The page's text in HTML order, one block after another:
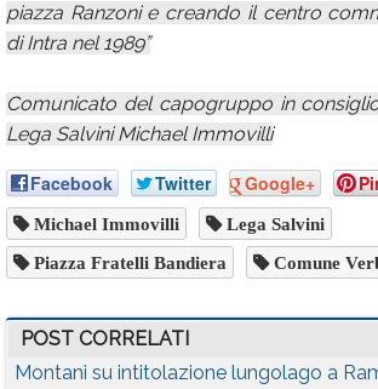
piazza Ranzoni e creando il centro
di Intra nel 1989”
Comunicato del capogruppo in
Lega Salvini Michael Immovilli
Facebook Twitter Google+
Michael Immovilli Lega Salvini
Piazza Fratelli Bandiera Comune
POST CORRELATI
Montani su intitolazione lungolago a